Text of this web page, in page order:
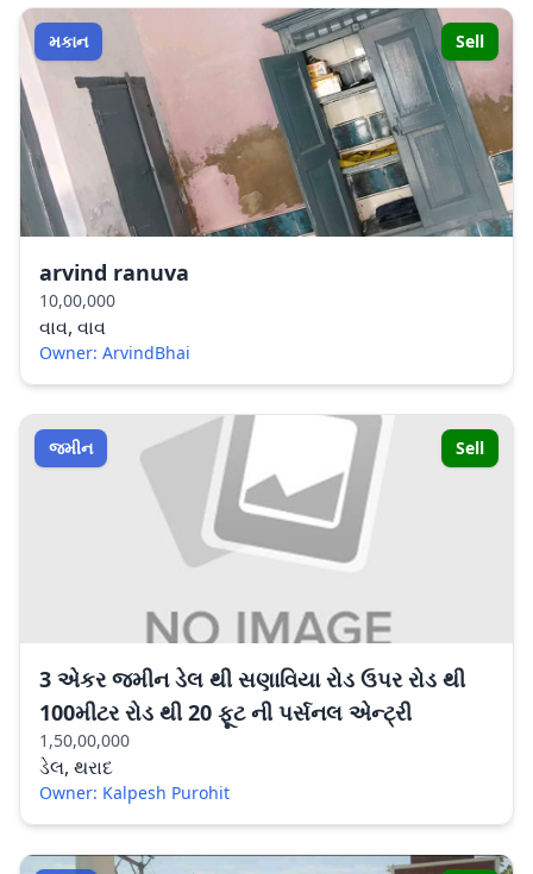
મકાન Sell
arvind ranuva
10,00,000
વાવ, વાવ
Owner: ArvindBhai
જમીન Sell
3 એકર જમીન ડેલ થી સણાવિયા રોડ ઉપર રોડ થી
100મીટર રોડ થી 20 ફૂટ ની પર્સનલ એન્ટ્રી
1,50,00,000
ડેલ, થરાદ
Owner: Kalpesh Purohit